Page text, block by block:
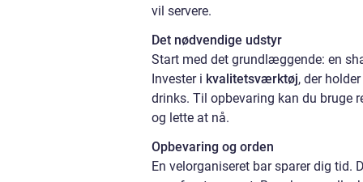
vil servere.
Det nødvendige udstyr
Start med det grundlæggende: en
Invester i kvalitetsværktøj, der
drinks. Til opbevaring kan du bruge
og lette at nå.
Opbevaring og orden
En velorganiseret bar sparer dig tid.